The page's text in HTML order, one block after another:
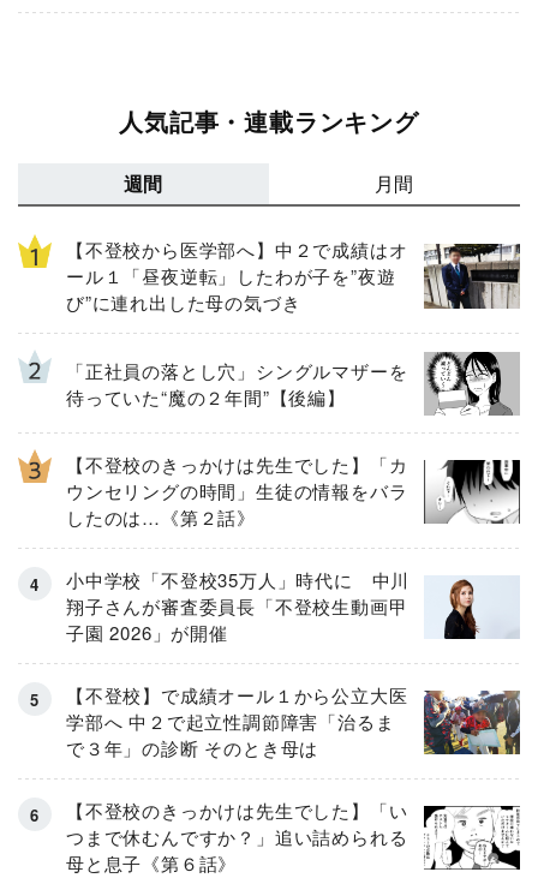
人気記事・連載ランキング
週間 月間
【不登校から医学部へ】中２で成績はオ
ール１「昼夜逆転」したわが子を”夜遊
び”に連れ出した母の気づき
「正社員の落とし穴」シングルマザーを
待っていた“魔の２年間”【後編】
【不登校のきっかけは先生でした】「カ
ウンセリングの時間」生徒の情報をバラ
したのは…《第２話》
小中学校「不登校35万人」時代に 中川
翔子さんが審査委員長「不登校生動画甲
子園 2026」が開催
【不登校】で成績オール１から公立大医
学部へ 中２で起立性調節障害「治るま
で３年」の診断 そのとき母は
【不登校のきっかけは先生でした】「い
つまで休むんですか？」追い詰められる
母と息子《第６話》